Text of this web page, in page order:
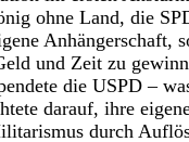
ohne Land, die
Anhängerschaft,
und Zeit zu
die USPD –
darauf, ihre
durch